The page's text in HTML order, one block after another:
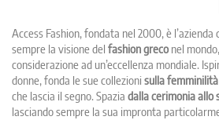
Access Fashion, fondata nel 2000, è
sempre la visione del fashion greconel
considerazione ad un’eccellenza mondiale.
donne, fonda le sue collezioni sulla femminilità
che lascia il segno. Spazia dalla cerimonia allo
lasciando sempre la sua impronta